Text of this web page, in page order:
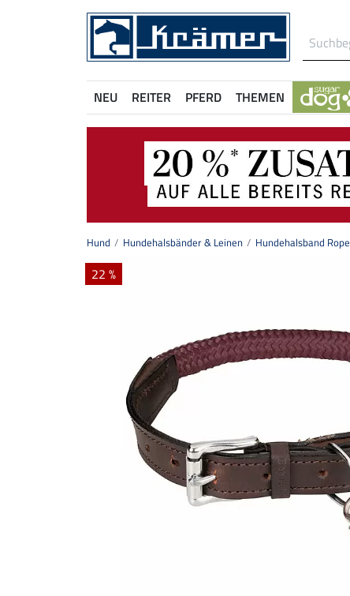
NEU REITER PFERD THEMEN
Hund Hundehalsbänder & Leinen Hundehalsband Rope
22 %